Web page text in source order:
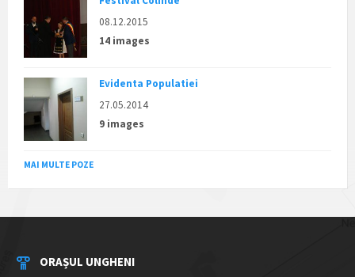
08.12.2015
14 images
Evidenta Populatiei
27.05.2014
9 images
MAI MULTE POZE
ORAȘUL UNGHENI